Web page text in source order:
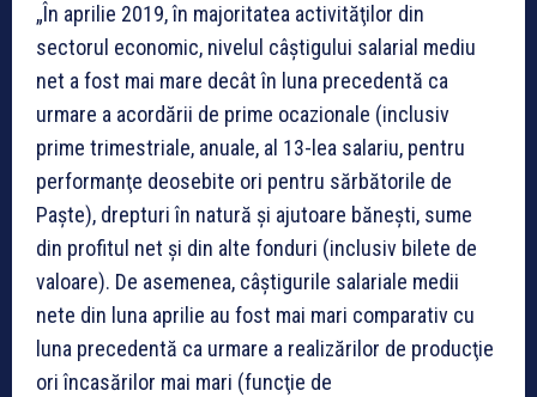
„În aprilie 2019, în majoritatea activităţilor din
sectorul economic, nivelul câştigului salarial mediu
net a fost mai mare decât în luna precedentă ca
urmare a acordării de prime ocazionale (inclusiv
prime trimestriale, anuale, al 13-lea salariu, pentru
performanţe deosebite ori pentru sărbătorile de
Paşte), drepturi în natură şi ajutoare băneşti, sume
din profitul net şi din alte fonduri (inclusiv bilete de
valoare). De asemenea, câştigurile salariale medii
nete din luna aprilie au fost mai mari comparativ cu
luna precedentă ca urmare a realizărilor de producţie
ori încasărilor mai mari (funcţie de